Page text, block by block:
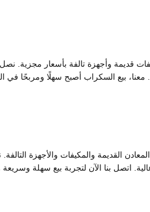
وأجهزة تالفة بأسعار مجزية. نصل
معنا، بيع السكراب أصبح سهلًا ومربحًا
القديمة والمكيفات والأجهزة